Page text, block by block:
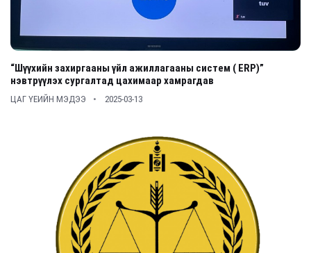
“Шүүхийн захиргааны үйл ажиллагааны систем ( ERP)”
нэвтрүүлэх сургалтад цахимаар хамрагдав
ЦАГ ҮЕИЙН МЭДЭЭ 2025-03-13